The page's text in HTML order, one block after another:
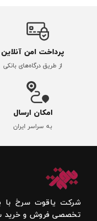
پرداخت امن آنلاین
از طریق درگاه‌های بانکی
امکان ارسال
به سراسر ایران
تخصصی فروش و خرید